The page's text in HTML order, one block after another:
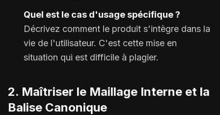
Quel est le cas d'usage spécifique ?
Décrivez comment le produit s'intègre dans la
vie de l'utilisateur. C'est cette mise en
situation qui est difficile à plagier.
2. Maîtriser le Maillage Interne et la
Balise Canonique